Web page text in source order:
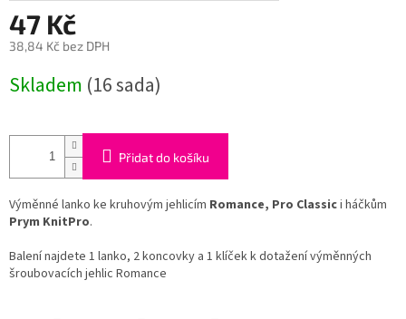
47 Kč
38,84 Kč bez DPH
cena:
Skladem (16 sada)
Přidat do košíku
Výměnné lanko ke kruhovým jehlicím Romance, Pro Classici háčkům
Prym KnitPro.
Balení najdete 1 lanko, 2 koncovky a 1 klíček k dotažení výměnných
šroubovacích jehlic Romance